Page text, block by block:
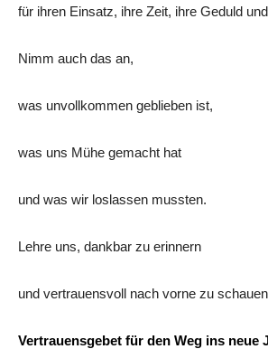
für ihren Einsatz, ihre Zeit, ihre Geduld
Nimm auch das an,
was unvollkommen geblieben ist,
was uns Mühe gemacht hat
und was wir loslassen mussten.
Lehre uns, dankbar zu erinnern
und vertrauensvoll nach vorne zu
Vertrauensgebet für den Weg ins neue